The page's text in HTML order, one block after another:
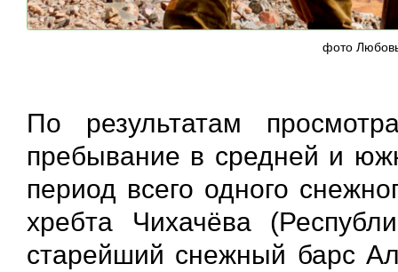
фото
По результатам
пребывание в средней и
период всего одного
хребта Чихачёва
старейший снежный барс